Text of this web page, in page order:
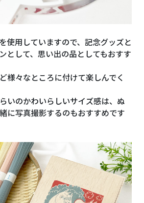
使用していますので、記念グッズと
として、思い出の品としてもおすす
様々なところに付けて楽しんでく
いのかわいらしいサイズ感は、ぬ
に写真撮影するのもおすすめです